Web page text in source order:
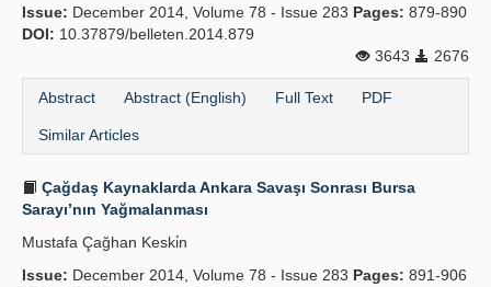
Issue: December 2014, Volume 78 - Issue 283 Pages: 879-890
DOI: 10.37879/belleten.2014.879
3643
2676
Abstract Abstract (English) Full Text PDF
Similar Articles
Çağdaş Kaynaklarda Ankara Savaşı Sonrası Bursa
Sarayı’nın Yağmalanması
Mustafa Çağhan Keski̇n
Issue: December 2014, Volume 78 - Issue 283 Pages: 891-906